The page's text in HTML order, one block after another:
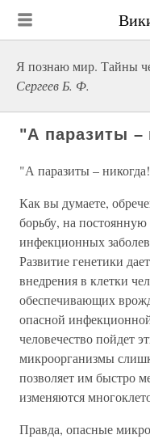
Я познаю мир. Тайны
Сергеев Б. Ф.
"А паразиты –
"А паразиты –
Как вы думаете,
борьбу, на постоянную
инфекционных
Развитие генетики
внедрения в клетки
обеспечивающих
опасной
человечество пойдет
микроорганизмы
позволяет им быстро
изменяются
Правда, опасные